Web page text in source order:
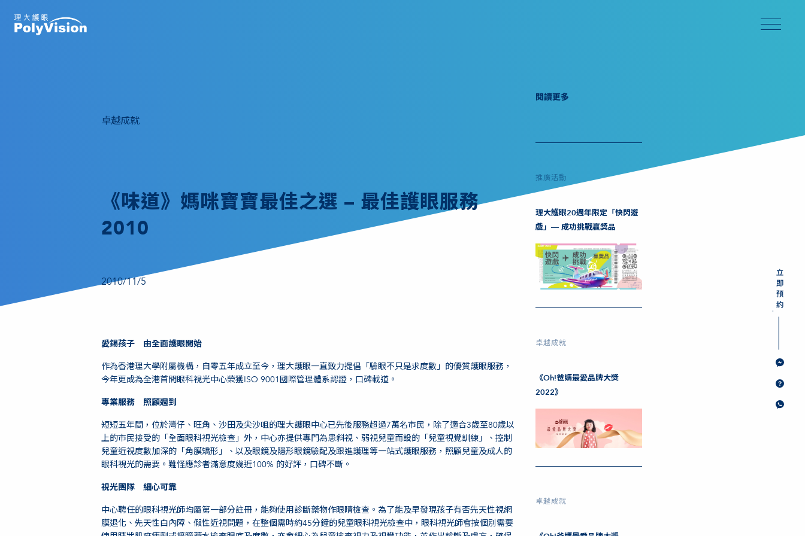
卓越成就
《味道》媽咪寶寶最佳之選 – 最佳護眼服務
2010
2010/11/5
愛錫孩子 由全面護眼開始
作為香港理大學附屬機構，自零五年成立至今，理大護眼一直致力提倡「驗眼不只是求度數」的優質護眼服務，
今年更成為全港首間眼科視光中心榮獲ISO 9001國際管理體系認證，口碑載道。
專業服務 照顧週到
短短五年間，位於灣仔、旺角、沙田及尖沙咀的理大護眼中心已先後服務超過7萬名市民，除了適合3歲至80歲以
上的市民接受的「全面眼科視光檢查」外，中心亦提供專門為患斜視、弱視兒童而設的「兒童視覺訓練」、控制
兒童近視度數加深的「角膜矯形」、以及眼鏡及隱形眼鏡驗配及跟進護理等一站式護眼服務，照顧兒童及成人的
眼科視光的需要。難怪應診者滿意度幾近100% 的好評，口碑不斷。
視光團隊 細心可靠
中心聘任的眼科視光師均屬第一部分註冊，能夠使用診斷藥物作眼睛檢查。為了能及早發現孩子有否先天性視網
膜退化、先天性白內障、假性近視問題，在整個需時約45分鐘的兒童眼科視光檢查中，眼科視光師會按個別需要
閱讀更多
推廣活動
理大護眼20週年限定「快閃遊
戲」— 成功挑戰贏獎品
卓越成就
《Oh!爸媽最愛品牌大獎
2022》
卓越成就